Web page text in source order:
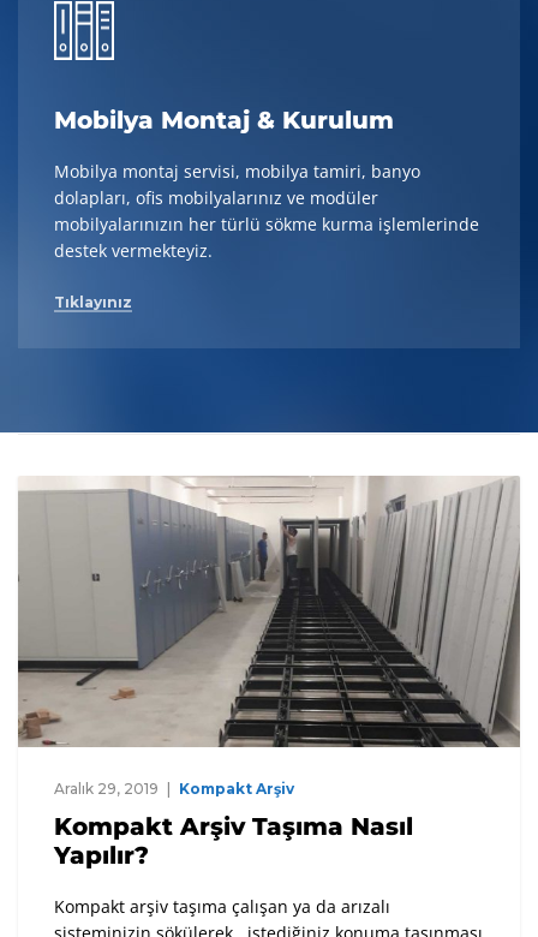
Mobilya Montaj & Kurulum
Mobilya montaj servisi, mobilya tamiri, banyo
dolapları, ofis mobilyalarınız ve modüler
mobilyalarınızın her türlü sökme kurma işlemlerinde
destek vermekteyiz.
Tıklayınız
Aralık 29, 2019 Kompakt Arşiv
Kompakt Arşiv Taşıma Nasıl
Yapılır?
Kompakt arşiv taşıma çalışan ya da arızalı